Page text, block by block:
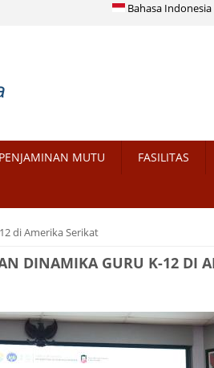
Bahasa Indonesia
PENJAMINAN MUTU FASILITAS
di Amerika Serikat
DINAMIKA GURU K-12 DI